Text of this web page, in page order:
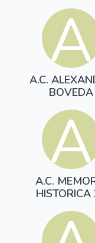
A
A.C.
BOVEDA
A
A.C.
HISTORICA